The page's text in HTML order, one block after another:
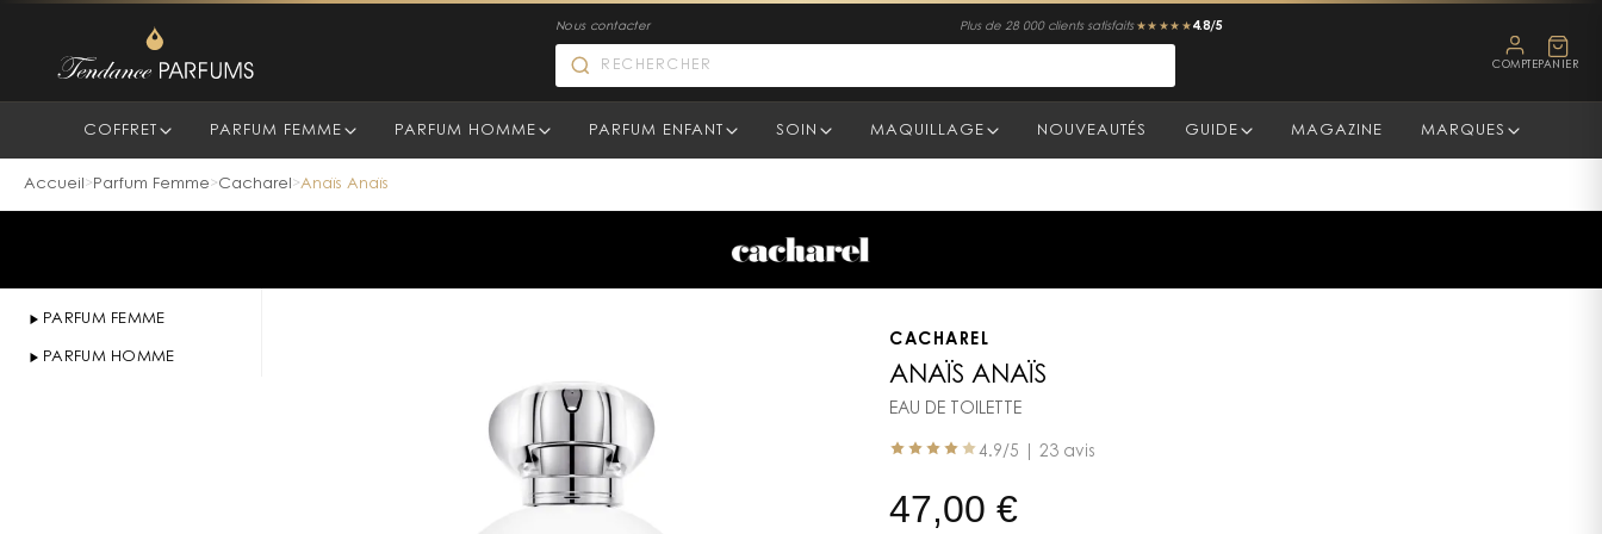
Nous contacter Plus de 28 000 clients satisfaits ★★★★★ 4.8/5
COMPTE PANIER
COFFRET PARFUM FEMME PARFUM HOMME PARFUM ENFANT SOIN MAQUILLAGE NOUVEAUTÉS GUIDE MAGAZINE MARQUES
Accueil > Parfum Femme>Cacharel >Anaïs Anaïs
PARFUM FEMME
PARFUM HOMME
CACHAREL
ANAÏS ANAÏS
EAU DE TOILETTE
4.9/5 |23 avis
47,00 €